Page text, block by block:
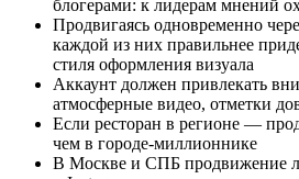
блогерами: к лидерам мнений
Продвигаясь одновременно
каждой из них правильнее
стиля оформления визуала
Аккаунт должен привлекать
атмосферные видео, отметки
Если ресторан в регионе —
чем в городе-миллионнике
В Москве и СПБ продвижение